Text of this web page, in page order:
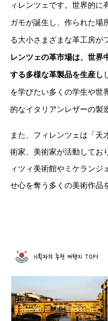
ィレンツェです。世界的に
ガモが誕生し、作られた場
る大小さまざまな革工房が
レンツェの革市場は、世界
する多様な革製品を生産し
を学びたい多くの学生や世
的なイタリアンレザーの製
また、フィレンツェは「天
術家、美術家が活動してお
ィツィ美術館やミケランジ
せ心を奪う多くの美術作品